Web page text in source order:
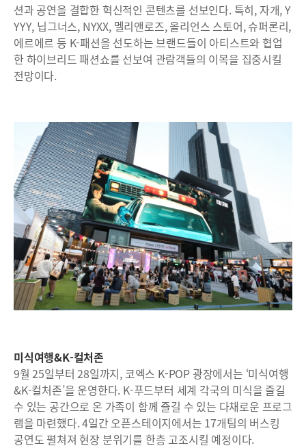
션과 공연을 결합한 혁신적인 콘텐츠를 선보인다. 특히, 자개, Y
YYY, 닙그너스, NYXX, 멜리앤로즈, 올리언스 스토어, 슈퍼론리,
에르에르 등 K-패션을 선도하는 브랜드들이 아티스트와 협업
한 하이브리드 패션쇼를 선보여 관람객들의 이목을 집중시킬
전망이다.
미식여행&K-컬처존
9월 25일부터 28일까지, 코엑스 K-POP 광장에서는 ‘미식여행
&K-컬처존’을 운영한다. K-푸드부터 세계 각국의 미식을 즐길
수 있는 공간으로 온 가족이 함께 즐길 수 있는 다채로운 프로그
램을 마련했다. 4일간 오픈스테이지에서는 17개팀의 버스킹
공연도 펼쳐져 현장 분위기를 한층 고조시킬 예정이다.